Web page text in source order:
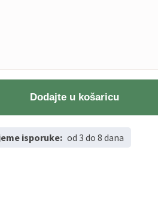
Dodajte u košaricu
isporuke: od 3 do 8 dana